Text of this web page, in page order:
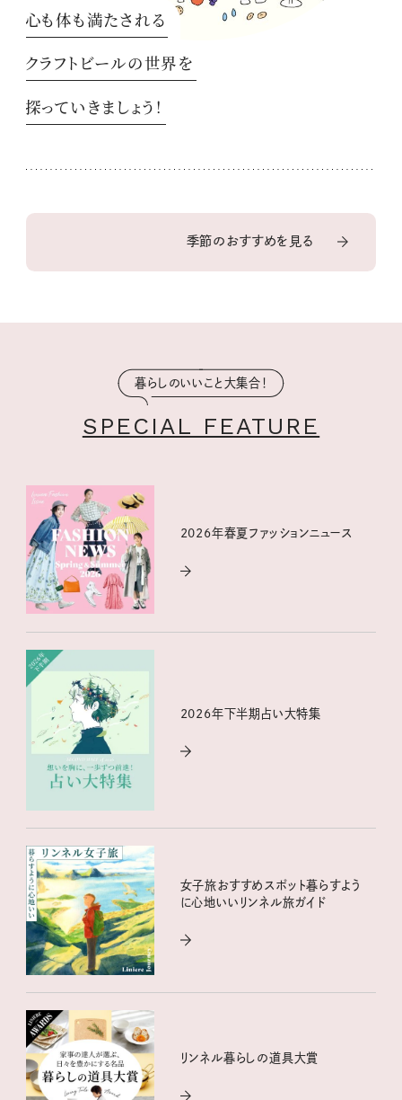
心も体も満たされる
クラフトビールの世界を
探っていきましょう！
季節のおすすめを見る
暮らしのいいこと大集合！
SPECIAL FEATURE
2026年春夏ファッションニュース
2026年下半期占い大特集
女子旅おすすめスポット暮らすよう
に心地いいリンネル旅ガイド
リンネル暮らしの道具大賞